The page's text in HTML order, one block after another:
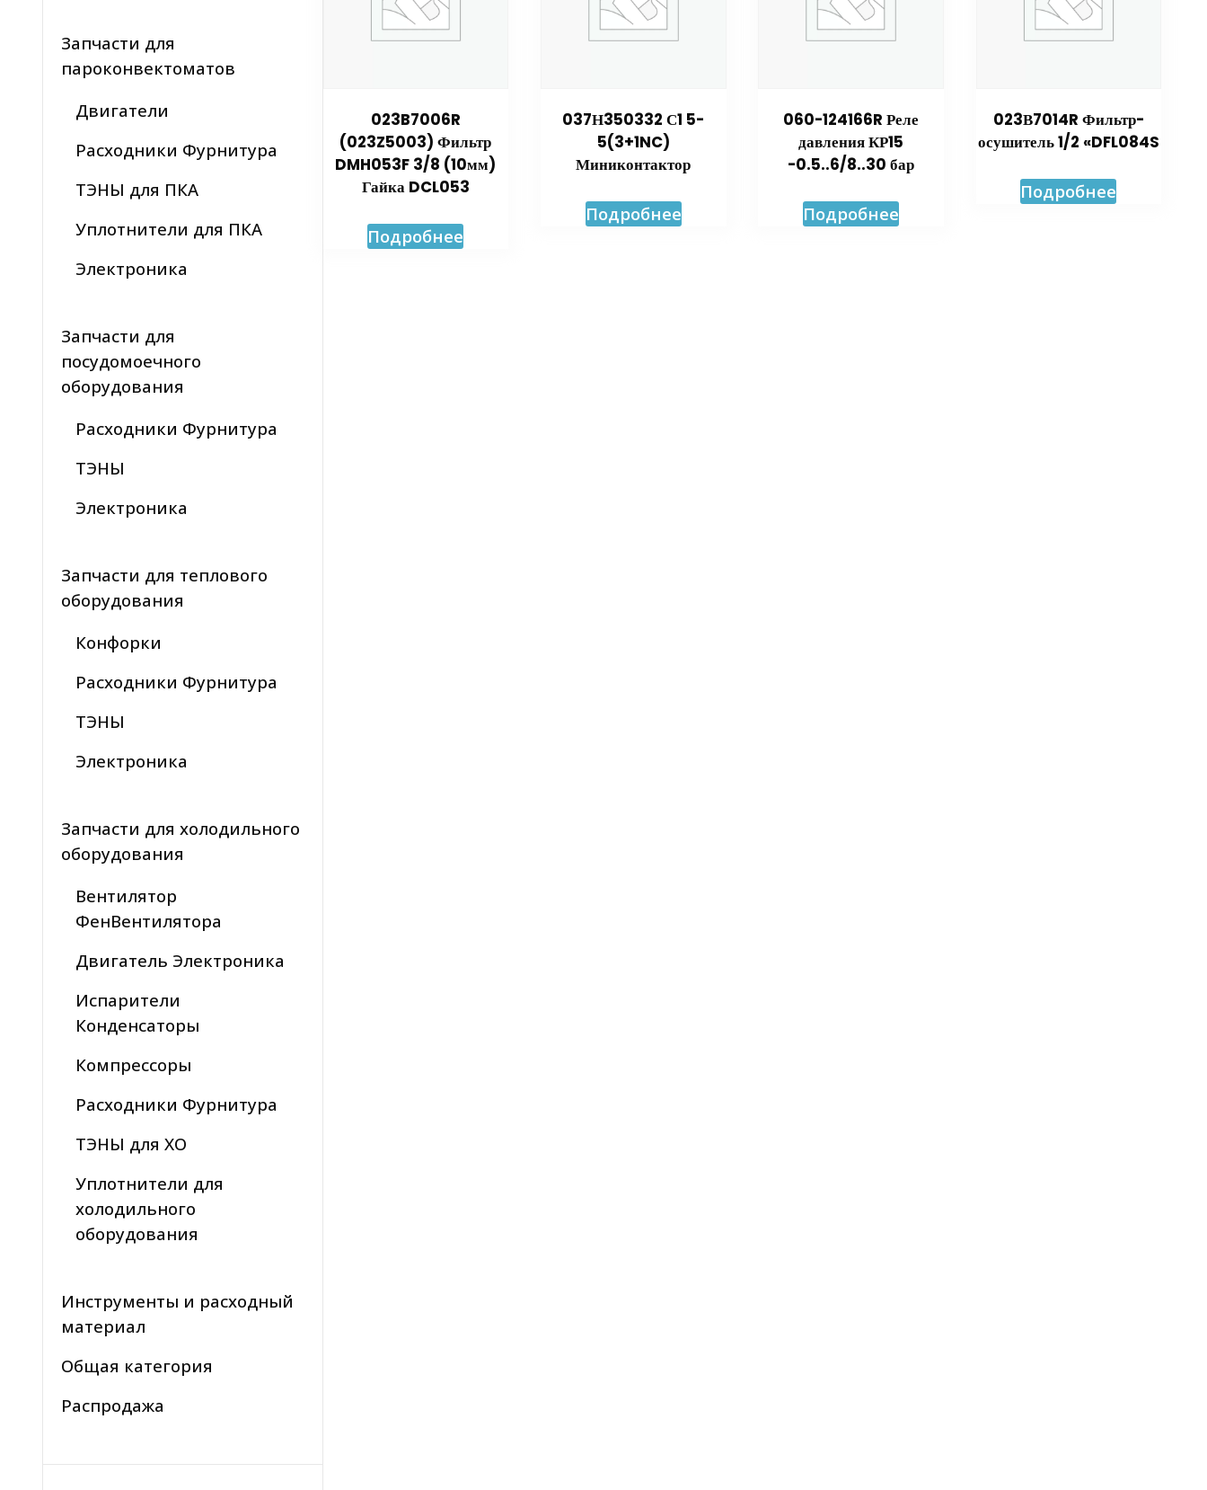
023B7006R
(023Z5003) Фильтр
DMH053F 3/8 (10мм)
Гайка DCL053
Подробнее
037Н350332 С1 5-
5(3+1NC)
Миниконтактор
Подробнее
060-124166R Реле
давления КР15
-0.5..6/8..30 бар
Подробнее
023В7014R Фильтр-
осушитель 1/2 «DFL084S
Подробнее
Запчасти для
пароконвектоматов
Двигатели
Расходники Фурнитура
ТЭНЫ для ПКА
Уплотнители для ПКА
Электроника
Запчасти для
посудомоечного
оборудования
Расходники Фурнитура
ТЭНЫ
Электроника
Запчасти для теплового
оборудования
Конфорки
Расходники Фурнитура
ТЭНЫ
Электроника
Запчасти для холодильного
оборудования
Вентилятор
ФенВентилятора
Двигатель Электроника
Испарители
Конденсаторы
Компрессоры
Расходники Фурнитура
ТЭНЫ для ХО
Уплотнители для
холодильного
оборудования
Инструменты и расходный
материал
Общая категория
Распродажа